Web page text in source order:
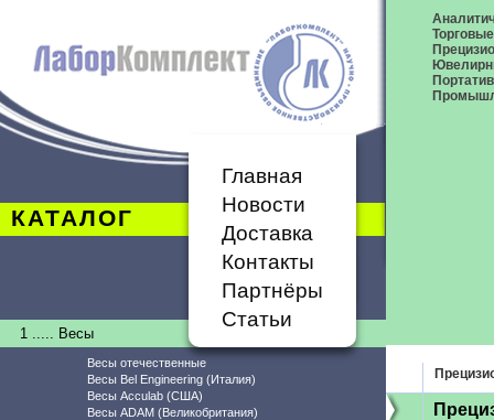
КАТАЛОГ
Главная
Новости
Доставка
Контакты
Партнёры
Статьи
1 ..... Весы
Весы отечественные
Весы Bel Engineering (Италия)
Весы Acculab (США)
Весы ADAM (Великобритания)